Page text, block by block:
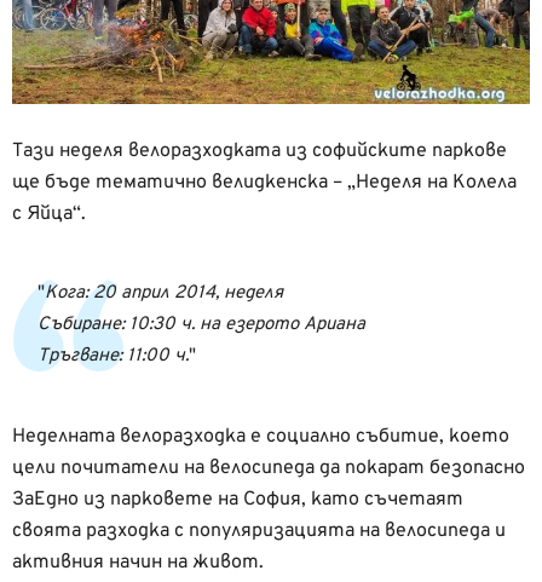
Тази неделя велоразходката из софийските паркове
ще бъде тематично велидкенска – „Неделя на Колела
с Яйца“.
Кога: 20 април 2014, неделя
Събиране: 10:30 ч. на езерото Ариана
Тръгване: 11:00 ч.
Неделната велоразходка е социално събитие, което
цели почитатели на велосипеда да покарат безопасно
ЗаЕдно из парковете на София, като съчетаят
своята разходка с популяризацията на велосипеда и
активния начин на живот.